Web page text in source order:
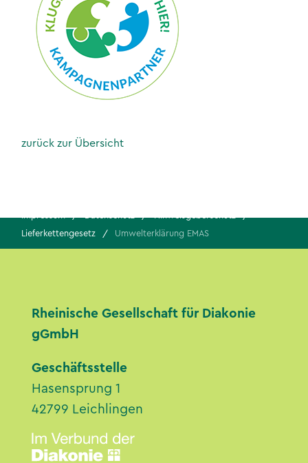
zurück zur Übersicht
Lieferkettengesetz Umwelterklärung EMAS
Rheinische Gesellschaft für Diakonie
gGmbH
Geschäftsstelle
Hasensprung 1
42799 Leichlingen